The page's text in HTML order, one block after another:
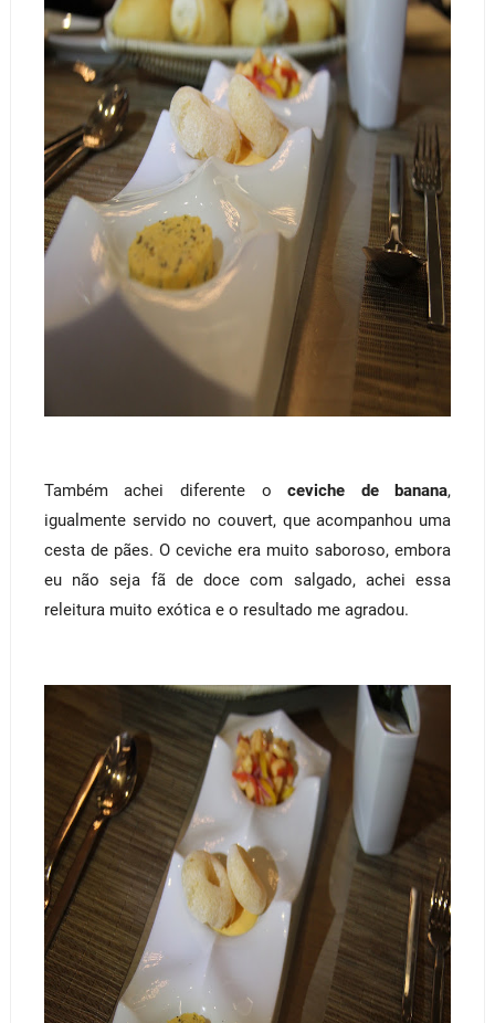
Também achei diferente oceviche de banana,
igualmente servido no couvert, que acompanhou uma
cesta de pães. O ceviche era muito saboroso, embora
eu não seja fã de doce com salgado, achei essa
releitura muito exótica e o resultado me agradou.